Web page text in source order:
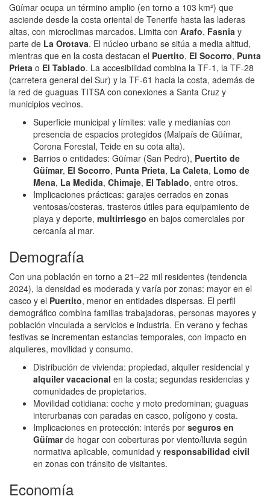
Güímar ocupa un término amplio (en torno a 103 km²) que
asciende desde la costa oriental de Tenerife hasta las laderas
altas, con microclimas marcados. Limita con Arafo, Fasnia y
parte de La Orotava. El núcleo urbano se sitúa a media altitud,
mientras que en la costa destacan el Puertito, El Socorro, Punta
Prieta o El Tablado. La accesibilidad combina la TF‑1, la TF‑28
(carretera general del Sur) y la TF‑61 hacia la costa, además de
la red de guaguas TITSA con conexiones a Santa Cruz y
municipios vecinos.
Superficie municipal y límites: valle y medianías con
presencia de espacios protegidos (Malpaís de Güímar,
Corona Forestal, Teide en su cota alta).
Barrios o entidades: Güímar (San Pedro), Puertito de
Güímar, El Socorro, Punta Prieta, La Caleta, Lomo de
Mena, La Medida, Chimaje, El Tablado, entre otros.
Implicaciones prácticas: garajes cerrados en zonas
ventosas/costeras, trasteros útiles para equipamiento de
playa y deporte, multirriesgo en bajos comerciales por
cercanía al mar.
Demografía
Con una población en torno a 21–22 mil residentes (tendencia
2024), la densidad es moderada y varía por zonas: mayor en el
casco y el Puertito, menor en entidades dispersas. El perfil
demográfico combina familias trabajadoras, personas mayores y
población vinculada a servicios e industria. En verano y fechas
festivas se incrementan estancias temporales, con impacto en
alquileres, movilidad y consumo.
Distribución de vivienda: propiedad, alquiler residencial y
alquiler vacacional en la costa; segundas residencias y
comunidades de propietarios.
Movilidad cotidiana: coche y moto predominan; guaguas
interurbanas con paradas en casco, polígono y costa.
Implicaciones en protección: interés por seguros en
Güímarde hogar con coberturas por viento/lluvia según
normativa aplicable, comunidad y responsabilidad civil
en zonas con tránsito de visitantes.
Economía